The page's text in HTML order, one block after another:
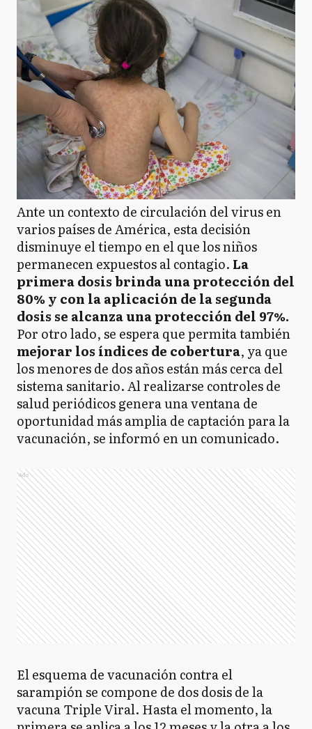
Ante un contexto de circulación del virus en
varios países de América, esta decisión
disminuye el tiempo en el que los niños
permanecen expuestos al contagio. La
primera dosis brinda una protección del
80% y con la aplicación de la segunda
dosis se alcanza una protección del 97%.
Por otro lado, se espera que permita también
mejorar los índices de cobertura, ya que
los menores de dos años están más cerca del
sistema sanitario. Al realizarse controles de
salud periódicos genera una ventana de
oportunidad más amplia de captación para la
vacunación, se informó en un comunicado.
Ads
El esquema de vacunación contra el
sarampión se compone de dos dosis de la
vacuna Triple Viral. Hasta el momento, la